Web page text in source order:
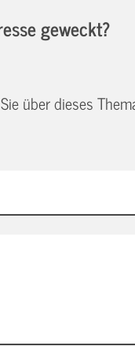
geweckt?
über dieses